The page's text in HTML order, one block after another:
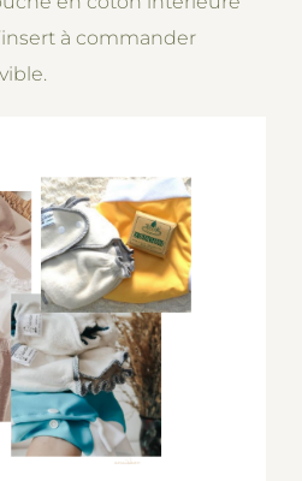
à commander